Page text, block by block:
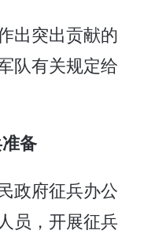
出突出贡献的
队有关规定给
备
政府征兵办公
员，开展征兵